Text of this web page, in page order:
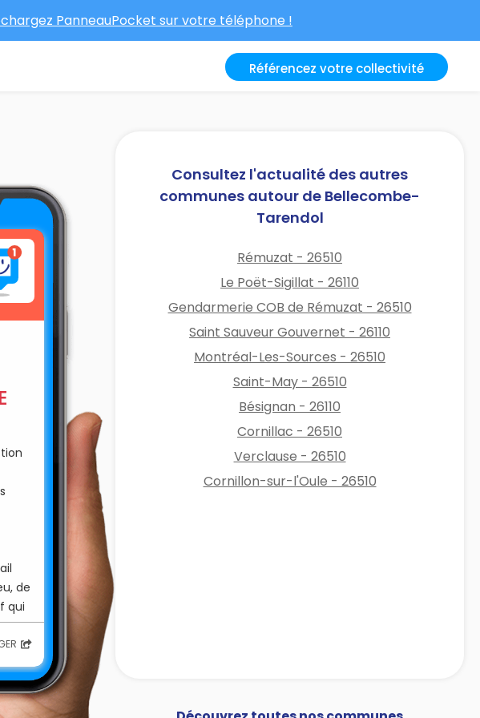
PanneauPocket sur votre téléphone !
Référencez votre collectivité
de
qui
ont
Consultez l'actualité des autres
communes autour de Bellecombe-
Tarendol
Rémuzat - 26510
Le Poët-Sigillat - 26110
Gendarmerie COB de Rémuzat - 26510
Saint Sauveur Gouvernet - 26110
Montréal-Les-Sources - 26510
Saint-May - 26510
Bésignan - 26110
Cornillac - 26510
Verclause - 26510
Cornillon-sur-l'Oule - 26510